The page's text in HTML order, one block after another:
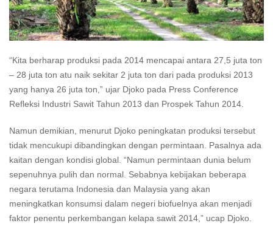
“Kita berharap produksi pada 2014 mencapai antara 27,5 juta ton
– 28 juta ton atu naik sekitar 2 juta ton dari pada produksi 2013
yang hanya 26 juta ton,” ujar Djoko pada Press Conference
Refleksi Industri Sawit Tahun 2013 dan Prospek Tahun 2014.
Namun demikian, menurut Djoko peningkatan produksi tersebut
tidak mencukupi dibandingkan dengan permintaan. Pasalnya ada
kaitan dengan kondisi global. “Namun permintaan dunia belum
sepenuhnya pulih dan normal. Sebabnya kebijakan beberapa
negara terutama Indonesia dan Malaysia yang akan
meningkatkan konsumsi dalam negeri biofuelnya akan menjadi
faktor penentu perkembangan kelapa sawit 2014,” ucap Djoko.